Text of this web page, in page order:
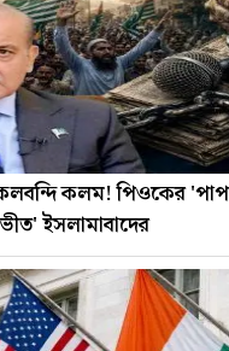
কলম! পিওকের
ইসলামাবাদের